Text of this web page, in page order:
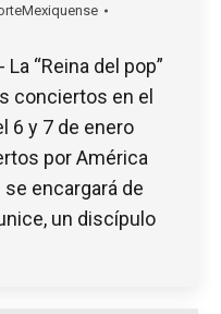
La “Reina del pop”
conciertos en el
6 y 7 de enero
por América
se encargará de
un discípulo